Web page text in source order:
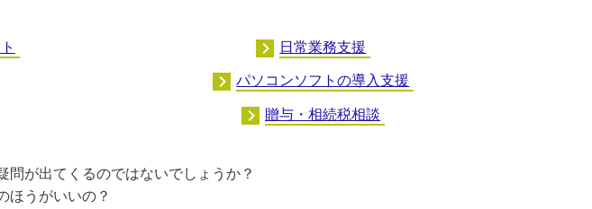
日常業務支援
パソコンソフトの導入支援
贈与・相続税相談
問が出てくるのではないでしょうか？
ほうがいいの？